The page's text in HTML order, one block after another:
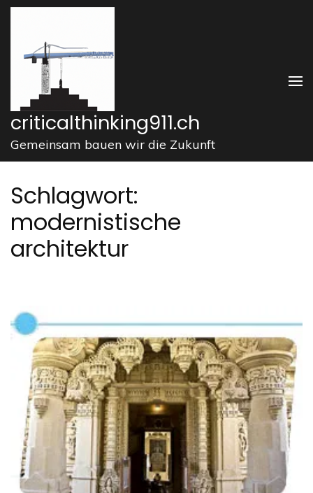
Zum
springen
drücken)
criticalthinking911.ch
Gemeinsam bauen wir die Zukunft
Schlagwort:
modernistische
architektur